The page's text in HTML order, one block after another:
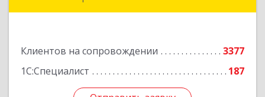
Клиентов на сопровождении
3377
1С:Специалист
187